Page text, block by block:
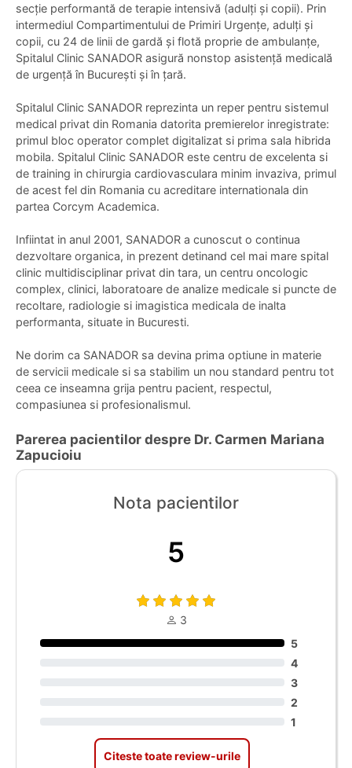
secție performantă de terapie intensivă (adulți și copii). Prin
intermediul Compartimentului de Primiri Urgențe, adulți și
copii, cu 24 de linii de gardă și flotă proprie de ambulanțe,
Spitalul Clinic SANADOR asigură nonstop asistență medicală
de urgență în București și în țară.
Spitalul Clinic SANADOR reprezinta un reper pentru sistemul
medical privat din Romania datorita premierelor inregistrate:
primul bloc operator complet digitalizat si prima sala hibrida
mobila. Spitalul Clinic SANADOR este centru de excelenta si
de training in chirurgia cardiovasculara minim invaziva, primul
de acest fel din Romania cu acreditare internationala din
partea Corcym Academica.
Infiintat in anul 2001, SANADOR a cunoscut o continua
dezvoltare organica, in prezent detinand cel mai mare spital
clinic multidisciplinar privat din tara, un centru oncologic
complex, clinici, laboratoare de analize medicale si puncte de
recoltare, radiologie si imagistica medicala de inalta
performanta, situate in Bucuresti.
Ne dorim ca SANADOR sa devina prima optiune in materie
de servicii medicale si sa stabilim un nou standard pentru tot
ceea ce inseamna grija pentru pacient, respectul,
compasiunea si profesionalismul.
Parerea pacientilor despre Dr. Carmen Mariana
Zapucioiu
Nota pacientilor
5
3
5
4
3
2
1
Citeste toate review-urile